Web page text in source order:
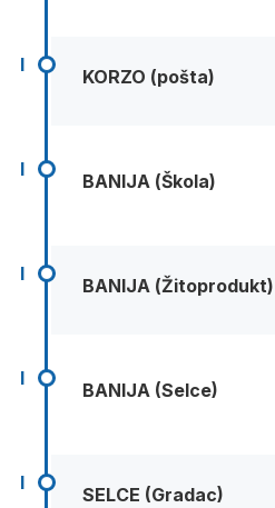
I
KORZO (pošta)
I
BANIJA (Škola)
I
BANIJA (Žitoprodukt)
I
BANIJA (Selce)
I
SELCE (Gradac)